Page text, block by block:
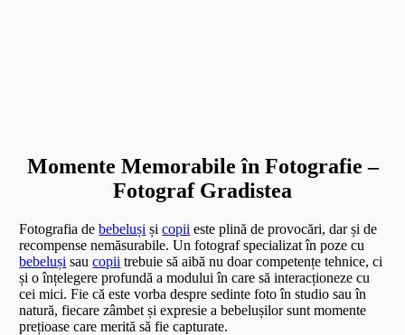
Momente Memorabile în Fotografie –
Fotograf Gradistea
Fotografia debebeluși șicopii este plină de provocări, dar și de
recompense nemăsurabile. Un fotograf specializat în poze cu
bebeluși saucopii trebuie să aibă nu doar competențe tehnice, ci
și o înțelegere profundă a modului în care să interacționeze cu
cei mici. Fie că este vorba despre sedinte foto în studio sau în
natură, fiecare zâmbet și expresie a bebelușilor sunt momente
prețioase care merită să fie capturate.